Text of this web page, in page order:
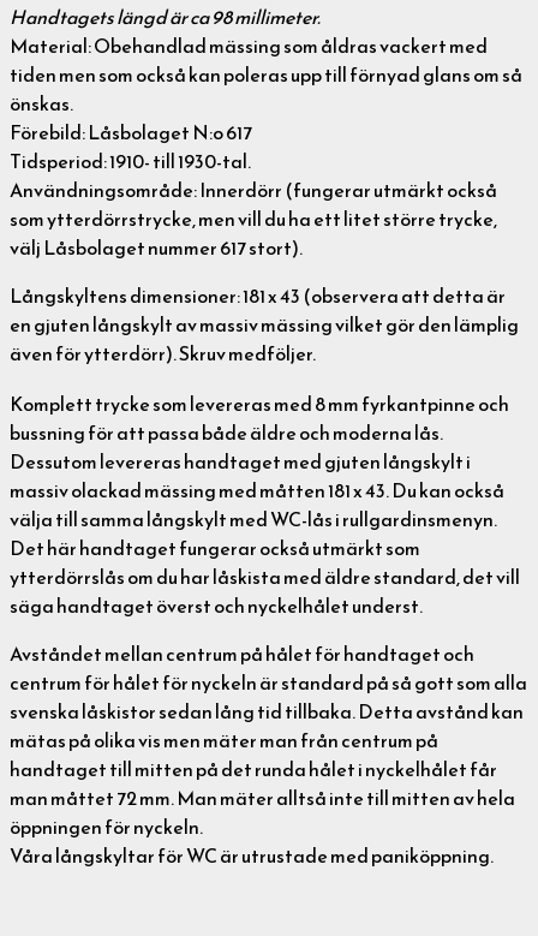
Handtagets längd är ca 98 millimeter.
Material: Obehandlad mässing som åldras vackert med
tiden men som också kan poleras upp till förnyad glans om så
önskas.
Förebild: Låsbolaget N:o 617
Tidsperiod: 1910- till 1930-tal.
Användningsområde: Innerdörr (fungerar utmärkt också
som ytterdörrstrycke, men vill du ha ett litet större trycke,
välj Låsbolaget nummer 617 stort).
Långskyltens dimensioner: 181 x 43 (observera att detta är
en gjuten långskylt av massiv mässing vilket gör den lämplig
även för ytterdörr). Skruv medföljer.
Komplett trycke som levereras med 8 mm fyrkantpinne och
bussning för att passa både äldre och moderna lås.
Dessutom levereras handtaget med gjuten långskylt i
massiv olackad mässing med måtten 181 x 43. Du kan också
välja till samma långskylt med WC-lås i rullgardinsmenyn.
Det här handtaget fungerar också utmärkt som
ytterdörrslås om du har låskista med äldre standard, det vill
säga handtaget överst och nyckelhålet underst.
Avståndet mellan centrum på hålet för handtaget och
centrum för hålet för nyckeln är standard på så gott som alla
svenska låskistor sedan lång tid tillbaka. Detta avstånd kan
mätas på olika vis men mäter man från centrum på
handtaget till mitten på det runda hålet i nyckelhålet får
man måttet 72 mm. Man mäter alltså inte till mitten av hela
öppningen för nyckeln.
Våra långskyltar för WC är utrustade med paniköppning.